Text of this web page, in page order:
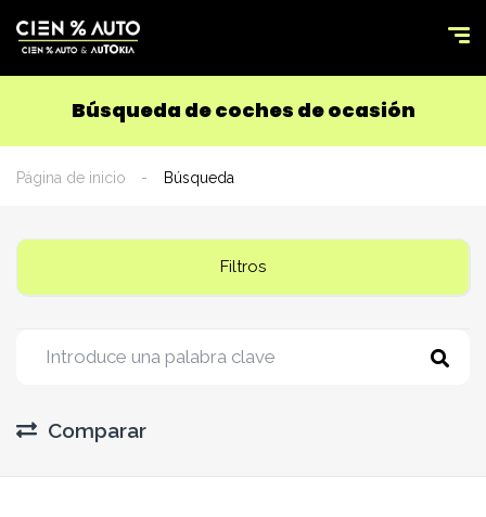
Búsqueda de coches de ocasión
Página de inicio Búsqueda
Filtros
Comparar